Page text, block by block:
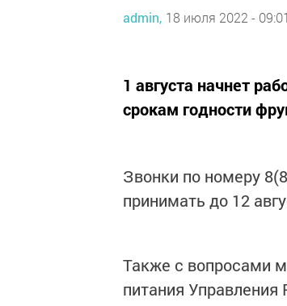
admin, 18 июля 2022 - 09:01
1 августа начнет
срокам годности
Звонки по номеру
принимать до 12
Также с вопросами
питания Управления